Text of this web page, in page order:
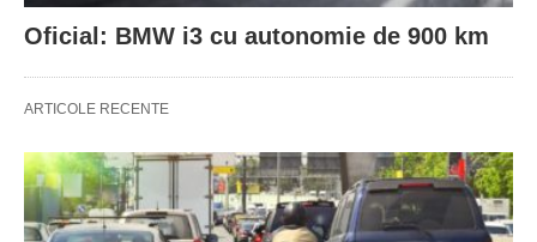
Oficial: BMW i3 cu autonomie de 900 km
ARTICOLE RECENTE